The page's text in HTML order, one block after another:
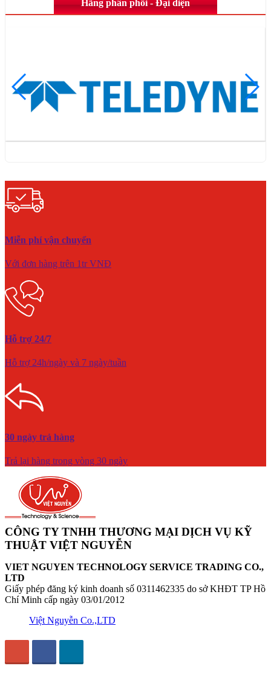
Hãng phân phối - Đại diện
Miễn phí vận chuyển
Với đơn hàng trên 1tr VNĐ
Hỗ trợ 24/7
Hỗ trợ 24h/ngày và 7 ngày/tuần
30 ngày trả hàng
Trả lại hàng trong vòng 30 ngày
CÔNG TY TNHH THƯƠNG MẠI DỊCH VỤ KỸ
THUẬT VIỆT NGUYỄN
VIET NGUYEN TECHNOLOGY SERVICE TRADING CO.,
LTD
Giấy phép đăng ký kinh doanh số 0311462335 do sở KHĐT TP Hồ
Chí Minh cấp ngày 03/01/2012
Việt Nguyễn Co.,LTD